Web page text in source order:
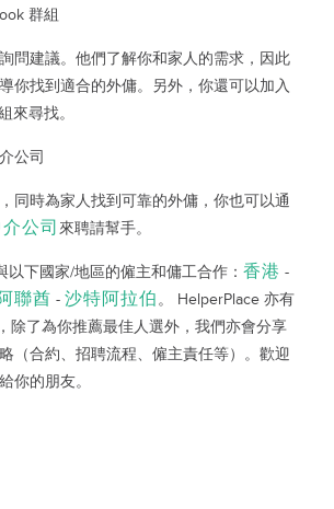
群組
問建議。他們了解你和家人的需求，因此
你找到適合的外傭。另外，你還可以加入
來尋找。
公司
同時為家人找到可靠的外傭，你也可以通
公司 來聘請幫手。
以下國家/地區的僱主和傭工合作： 香港 -
聯酋 - 沙特阿拉伯。 HelperPlace 亦有
除了為你推薦最佳人選外，我們亦會分享
（合約、招聘流程、僱主責任等）。歡迎
你的朋友。